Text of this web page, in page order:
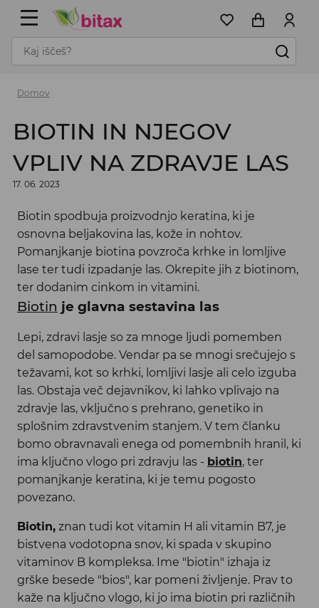
Domov
BIOTIN IN NJEGOV
VPLIV NA ZDRAVJE LAS
17. 06. 2023
Biotin spodbuja proizvodnjo keratina, ki je
osnovna beljakovina las, kože in nohtov.
Pomanjkanje biotina povzroča krhke in lomljive
lase ter tudi izpadanje las. Okrepite jih z biotinom,
ter dodanim cinkom in vitamini.
Biotin je glavna sestavina las
Lepi, zdravi lasje so za mnoge ljudi pomemben
del samopodobe. Vendar pa se mnogi srečujejo s
težavami, kot so krhki, lomljivi lasje ali celo izguba
las. Obstaja več dejavnikov, ki lahko vplivajo na
zdravje las, vključno s prehrano, genetiko in
splošnim zdravstvenim stanjem. V tem članku
bomo obravnavali enega od pomembnih hranil, ki
ima ključno vlogo pri zdravju las - biotin, ter
pomanjkanje keratina, ki je temu pogosto
povezano.
Biotin,znan tudi kot vitamin H ali vitamin B7, je
bistvena vodotopna snov, ki spada v skupino
vitaminov B kompleksa. Ime "biotin" izhaja iz
grške besede "bios", kar pomeni življenje. Prav to
kaže na ključno vlogo, ki jo ima biotin pri različnih